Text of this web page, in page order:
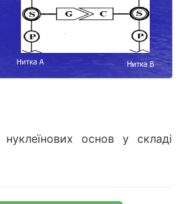
основ у складі